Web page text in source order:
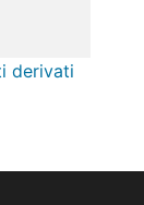
derivati